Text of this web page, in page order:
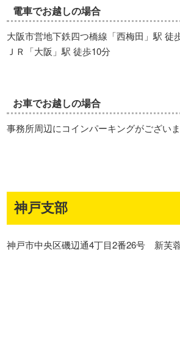
電車でお越しの場合
大阪市営地下鉄四つ橋線「西梅田」駅 徒
ＪＲ「大阪」駅 徒歩10分
お車でお越しの場合
事務所周辺にコインパーキングがございま
神戸支部
神戸市中央区磯辺通4丁目2番26号 新芙